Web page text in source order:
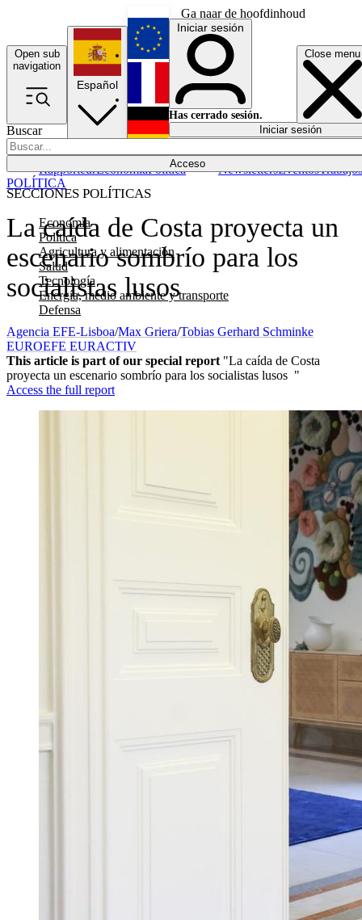
Ga naar de hoofdinhoud
Open sub
navigation
Close menu
Buscar
Acceso
SECCIONES POLÍTICAS
Economía
Política
Agricultura y alimentación
Salud
Tecnología
Energía, medio ambiente y transporte
Defensa
RapporteurEconomíaPolítica NewslettersEventosTrabajos
Español
English
Français
Iniciar sesión
Has cerrado sesión.
Iniciar sesión
La caída de Costa proyecta un
escenario sombrío para los
socialistas lusos
POLÍTICA
Agencia EFE-Lisboa/Max Griera/Tobias Gerhard Schminke
EUROEFE EURACTIV
This article is part of our special report "La caída de Costa
proyecta un escenario sombrío para los socialistas lusos "
Access the full report